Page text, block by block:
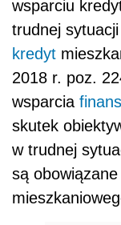
wsparciu
trudnej
kredyt
2018 r. poz.
wsparcia
skutek
w trudnej
są